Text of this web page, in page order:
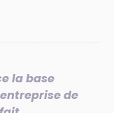
la base
de